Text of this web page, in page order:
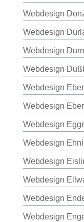
Webdesign
Webdesign
Webdesign
Webdesign
Webdesign
Webdesign
Webdesign
Webdesign
Webdesign
Webdesign
Webdesign
Webdesign